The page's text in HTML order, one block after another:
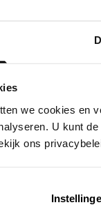
we cookies en
U kunt
ons